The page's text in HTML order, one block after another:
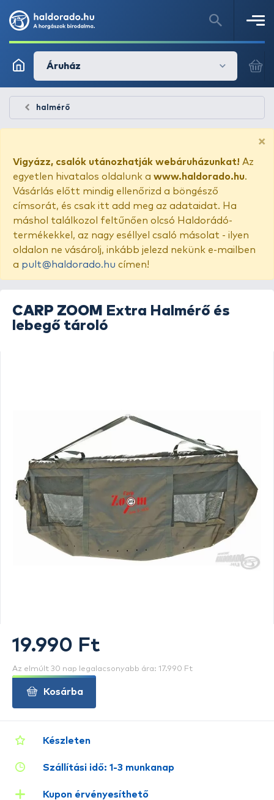
Áruház
halmérő
×
Vigyázz, csalók utánozhatják webáruházunkat! Az
egyetlen hivatalos oldalunk a www.haldorado.hu.
Vásárlás előtt mindig ellenőrizd a böngésző
címsorát, és csak itt add meg az adataidat. Ha
máshol találkozol feltűnően olcsó Haldorádó-
termékekkel, az nagy eséllyel csaló másolat - ilyen
oldalon ne vásárolj, inkább jelezd nekünk e-mailben
a pult@haldorado.hu címen!
CARP ZOOM
Extra Halmérő és
lebegő tároló
Készleten
Szállítási idő: 1-3 munkanap
Kupon érvényesíthető
19.990 Ft
Az elmúlt 30 nap legalacsonyabb ára: 17.990 Ft
Kosárba